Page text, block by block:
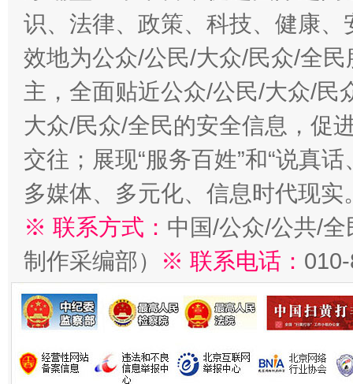
识、法律、政策、科技、健康
效地为公众/公民/大众/民众/全
主，全面贴近公众/公民/大众/民
大众/民众/全民的安全信息，促
交往；展现“服务百姓”和“说真
多媒体、多元化、信息时代现实
※ 联系方式： 中国/公众/公共/
制作采编部）
※ 联系电话：